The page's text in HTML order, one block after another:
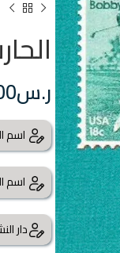
ر.س
اسم
اسم
دار